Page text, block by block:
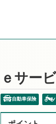
ｅサー
自動車保険